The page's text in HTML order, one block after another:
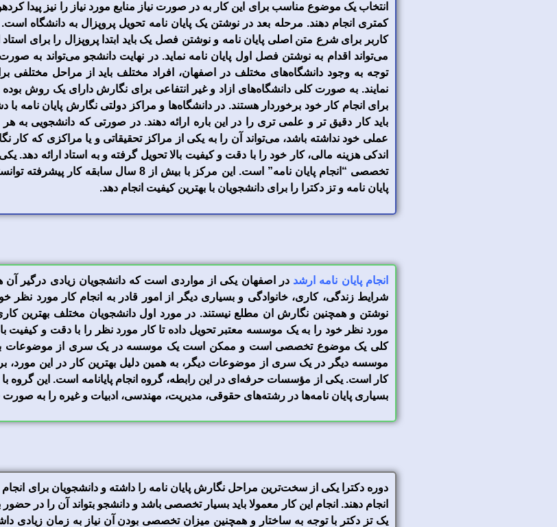
انتخاب یک موضوع مناسب برای این کار به در صورت نیاز منابع مورد نیاز را نیز پیدا
کمتری انجام دهند. مرحله بعد در نوشتن یک پایان نامه تحویل پروپزال به دانشگاه
کاربر برای شرع متن اصلی پایان نامه و نوشتن فصل یک باید ابتدا پروپزال را برای استاد
می‌تواند اقدام به نوشتن فصل اول پایان نامه نماید. در نهایت دانشجو می‌تواند به صورت
توجه به وجود دانشگاه‌های مختلف در اصفهان، افراد مختلف باید از مراحل مختلفی
نمایند. به صورت کلی دانشگاه‌های ازاد و غیر انتفاعی برای نگارش دارای یک روش
برای انجام کار خود برخوردار هستند. در دانشگاه‌ها و مراکز دولتی نگارش پایان نامه
باید کار دقیق تر و علمی تری را در این باره ارائه دهند. در صورتی که دانشجویی به
عملی خود نداشته باشد، می‌تواند آن را به یکی از مراکز تحقیقاتی و یا مراکزی که کار
اندکی هزینه مالی، کار خود را با دقت و کیفیت بالا تحویل گرفته و به استاد ارائه دهد.
تخصصی “انجام پایان نامه” است. این مرکز با بیش
پایان نامه و تز دکترا را برای دانشجویان با بهترین کیفیت انجام دهد.
انجام پایان نامه ارشد در اصفهان یکی از مواردی است که دانشجویان زیادی درگیر آن
شرایط زندگی، کاری، خانوادگی و بسیاری دیگر از امور قادر به انجام کار مورد نظر
نوشتن و همچنین نگارش ان مطلع نیستند. در مورد اول دانشجویان مختلف بهترین کاری
مورد نظر خود را به یک موسسه معتبر تحویل داده تا کار مورد نظر را با دقت و کیفیت
کلی یک موضوع تخصصی است و ممکن است یک موسسه در یک سری از موضوعات
موسسه دیگر در یک سری از موضوعات دیگر، به همین دلیل بهترین کار در این مورد،
بسیاری پایان نامه‌ها در رشته‌های حقوقی، مدیریت، مهندسی، ادبیات و غیره را به صورت
دوره دکترا یکی از سخت‌ترین مراحل نگارش پایان نامه را داشته و دانشجویان برای انجام
انجام دهند. انجام این کار معمولا باید بسیار تخصصی باشد و دانشجو بتواند آن را در
یک تز دکتر با توجه به ساختار و همچنین میزان تخصصی بودن آن نیاز به زمان زیادی